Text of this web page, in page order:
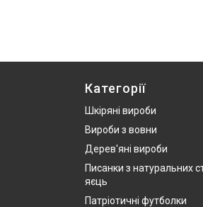
Категорії
Шкіряні вироби
Вироби з вовни
Дерев'яні вироби
Писанки з натуральних
яєць
Патріотичні футболки